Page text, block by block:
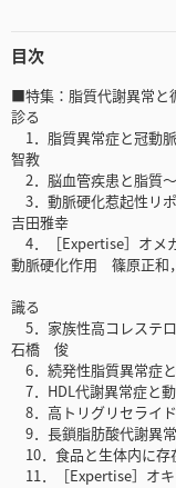
目次
■特集：脂質代謝異常
診る
1．脂質異常症と冠動
智教
2．脳血管疾患と脂質
3．動脈硬化惹起性リ
吉田雅幸
4．［Expertise］オメ
動脈硬化作用 篠原正和
識る
5．家族性高コレステ
石橋 俊
6．続発性脂質異常症
7．HDL代謝異常症と
8．高トリグリセライ
9．長鎖脂肪酸代謝異
10．食品と生体内に
11．［Expertise］オ